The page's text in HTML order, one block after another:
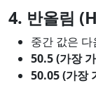
4. 반올림
중간 값은
50.5 (가장
50.05 (가장